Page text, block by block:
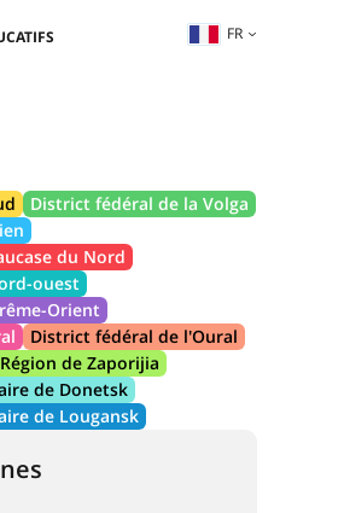
FR
District fédéral de la Volga
du Nord
ouest
Orient
District fédéral de l'Oural
Région de Zaporijia
de Donetsk
de Lougansk